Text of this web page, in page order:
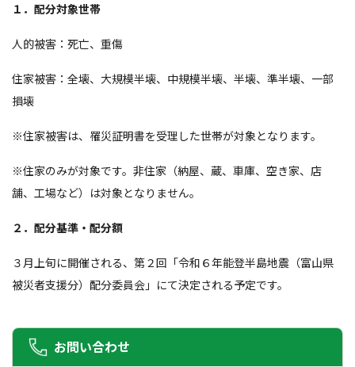
１．配分対象世帯
人的被害：死亡、重傷
住家被害：全壊、大規模半壊、中規模半壊、半壊、準半壊、一部
損壊
※住家被害は、罹災証明書を受理した世帯が対象となります。
※住家のみが対象です。非住家（納屋、蔵、車庫、空き家、店
舗、工場など）は対象となりません。
２．配分基準・配分額
３月上旬に開催される、第２回「令和６年能登半島地震（富山県
被災者支援分）配分委員会」にて決定される予定です。
お問い合わせ